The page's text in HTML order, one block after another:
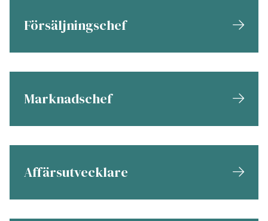
Försäljningschef
Marknadschef
Affärsutvecklare